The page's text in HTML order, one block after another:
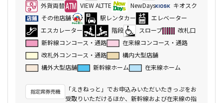
外貨両替
VIEW ALTTE NewDays
キオスク
その他店舗
駅レンタカー
エレベーター
エスカレーター
階段 スロープ
改札口
新幹線コンコース・通路
在来線コンコース・通路
改札外コンコース・通路
構内大型店舗
構外大型店舗
新幹線ホーム 在来線ホーム
「えきねっと」でお申込みいただいたきっぷをお
受取りいただけるほか、新幹線および在来線の指